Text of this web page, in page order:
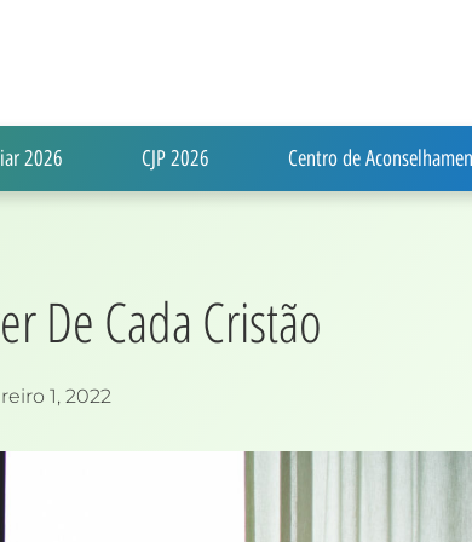
2026 CJP 2026 Centro de
De Cada Cristão
1, 2022